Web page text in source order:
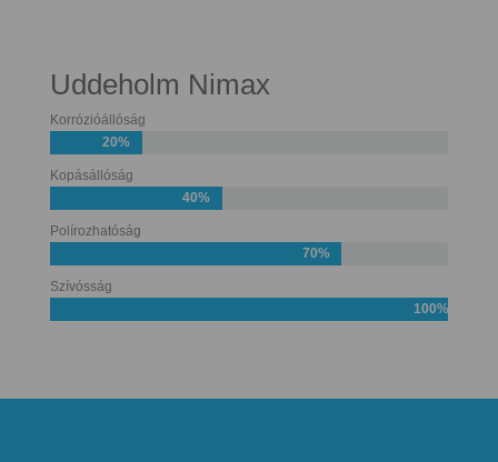
Uddeholm Nimax
Korrózióállóság
20%
Kopásállóság
40%
Polírozhatóság
70%
Szívósság
100%